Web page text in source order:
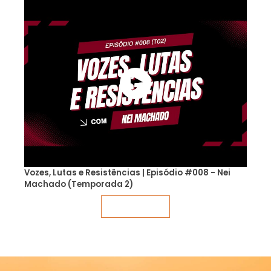
Vozes, Lutas e Resistências | Episódio #008 - Nei
Machado (Temporada 2)